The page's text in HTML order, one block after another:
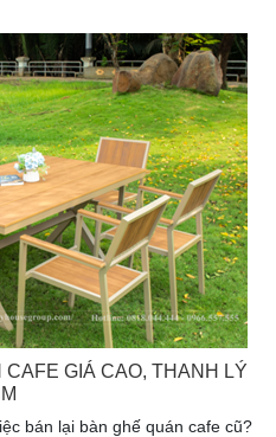
những chiếc bàn ghế này sẽ
của bạn lên một tầm cao mới.
GIÁ CAO, THANH LÝ
bán lại bàn ghế quán cafe cũ?